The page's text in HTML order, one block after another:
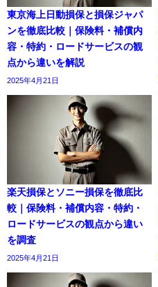
東京海上日動損保と損保ジャパ
ンを徹底比較｜保険料・補償内
容・特約・ロードサービスの観
点から違いを解説
2025年4月21日
楽天損保とソニー損保を徹底比
較｜保険料・補償内容・特約・
ロードサービスの観点から違い
を調査
2025年4月21日